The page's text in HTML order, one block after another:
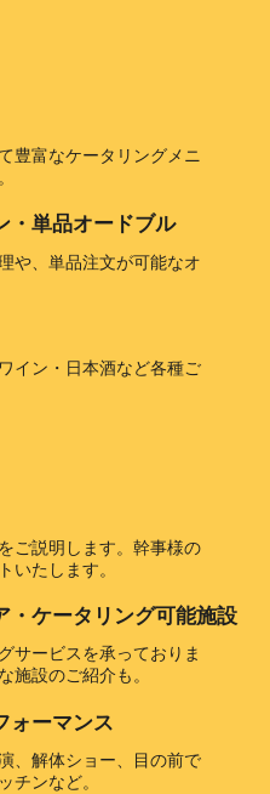
豊富なケータリングメニ
単品オードブル
や、単品注文が可能なオ
イン・日本酒など各種ご
ご説明します。幹事様の
いたします。
ケータリング可能施設
サービスを承っておりま
施設のご紹介も。
ーマンス
、解体ショー、目の前で
チンなど。